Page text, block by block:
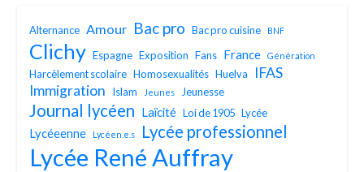
Alternance Amour Bac pro Bac pro cuisine BNF
Clichy Espagne Exposition Fans France Génération
Harcèlement scolaire Homosexualités Huelva
IFAS
Immigration
Islam Jeunes Jeunesse
Journal lycéen Laïcité Loi de 1905 Lycée
Lycéeenne Lycéen.e.s Lycée professionnel
Lycée René Auffray